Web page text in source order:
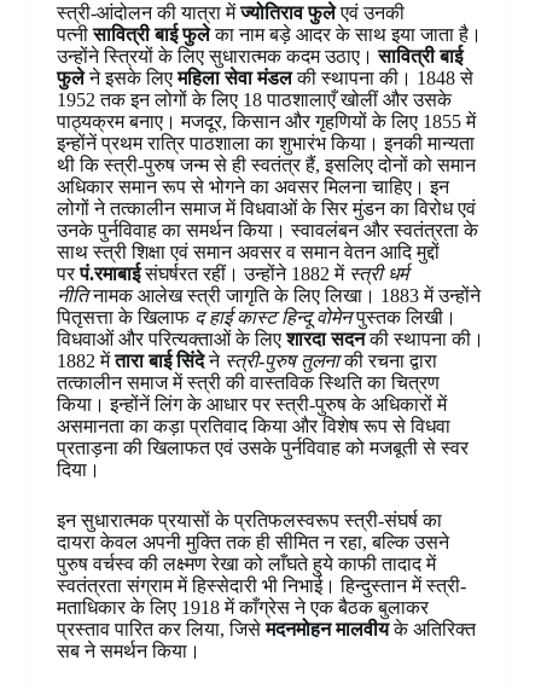
स्त्री-आंदोलन की यात्रा मेंज्योतिराव फुलेएवं उनकी
पत्नीसावित्री बाई फुलेका नाम बड़े आदर के साथ इया जाता है।
उन्होंने स्त्रियों के लिए सुधारात्मक कदम उठाए।सावित्री बाई
फुलेने इसके लिएमहिला सेवा मंडलकी स्थापना की। 1848 से
1952 तक इन लोगों के लिए 18 पाठशालाएँ खोलीं और उसके
पाठ्यक्रम बनाए। मजदूर, किसान और गृहणियों के लिए 1855 में
इन्होंनें प्रथम रात्रि पाठशाला का शुभारंभ किया। इनकी मान्यता
थी कि स्त्री-पुरुष जन्म से ही स्वतंत्र हैं, इसलिए दोनों को समान
अधिकार समान रूप से भोगने का अवसर मिलना चाहिए। इन
लोगों ने तत्कालीन समाज में विधवाओं के सिर मुंडन का विरोध एवं
उनके पुर्नविवाह का समर्थन किया। स्वावलंबन और स्वतंत्रता के
साथ स्त्री शिक्षा एवं समान अवसर व समान वेतन आदि मुद्दों
परपं.रमाबाईसंघर्षरत रहीं। उन्होंने 1882 में स्त्री धर्म
नीतिनामक आलेख स्त्री जागृति के लिए लिखा। 1883 में उन्होंने
पितृसत्ता के खिलाफ द हाई कास्ट हिन्दू वोमेनपुस्तक लिखी।
विधवाओं और परित्यक्ताओं के लिएशारदा सदनकी स्थापना की।
1882 मेंतारा बाई सिंदेने स्त्री-पुरुष तुलनाकी रचना द्वारा
तत्कालीन समाज में स्त्री की वास्तविक स्थिति का चित्रण
किया। इन्होंनें लिंग के आधार पर स्त्री-पुरुष के अधिकारों में
असमानता का कड़ा प्रतिवाद किया और विशेष रूप से विधवा
प्रताड़ना की खिलाफत एवं उसके पुर्नविवाह को मजबूती से स्वर
दिया।
इन सुधारात्मक प्रयासों के प्रतिफलस्वरूप स्त्री-संघर्ष का
दायरा केवल अपनी मुक्ति तक ही सीमित न रहा, बल्कि उसने
पुरुष वर्चस्व की लक्ष्मण रेखा को लाँघते हुये काफी तादाद में
स्वतंत्रता संग्राम में हिस्सेदारी भी निभाई। हिन्दुस्तान में स्त्री-
मताधिकार के लिए 1918 में काँग्रेस ने एक बैठक बुलाकर
प्रस्ताव पारित कर लिया, जिसेमदनमोहन मालवीयके अतिरिक्त
सब ने समर्थन किया।